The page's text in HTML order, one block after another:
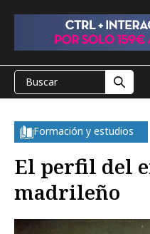
Formación y estudios
El perfil del
madrileño